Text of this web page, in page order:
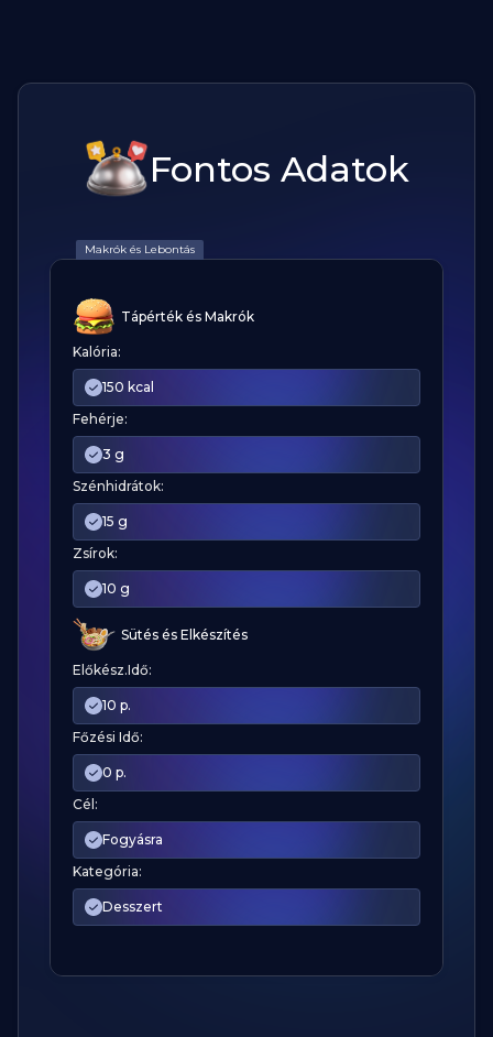
Fontos Adatok
Makrók és Lebontás
Tápérték és Makrók
Kalória:
150 kcal
Fehérje:
3 g
Szénhidrátok:
15 g
Zsírok:
10 g
Sütés és Elkészítés
Előkész.Idő:
10 p.
Főzési Idő:
0 p.
Cél:
Fogyásra
Kategória:
Desszert